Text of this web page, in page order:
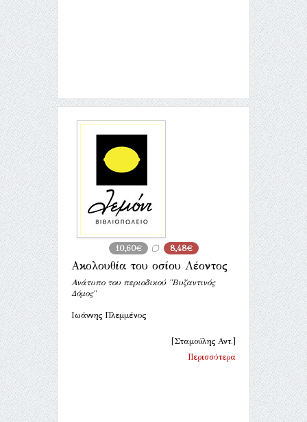
10,60€ 8,48€
Ακολουθία του οσίου Λέοντος
Ανάτυπο του περιοδικού "Βυζαντινός
Δόμος"
Ιωάννης Πλεμμένος
[Σταμούλης Αντ.]
Περισσότερα